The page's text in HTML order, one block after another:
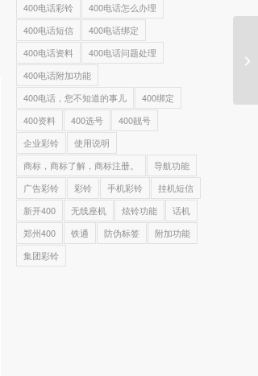
400电话彩铃
400电话怎么办理
400电话短信
400电话绑定
400电话资料
400电话问题处理
400电话附加功能
400电话，您不知道的事儿
400绑定
400资料
400选号
400靓号
企业彩铃
使用说明
商标，商标了解，商标注册。
导航功能
广告彩铃
彩铃 手机彩铃
挂机短信
新开400
无线座机 炫铃功能
话机
郑州400
铁通 防伪标签
附加功能
集团彩铃
8